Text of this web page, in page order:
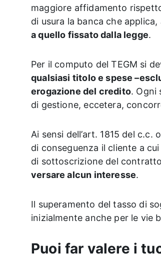
maggiore affidamento
di usura la banca che
a quello fissato dalla legge.
Per il computo del TEGM si
qualsiasi titolo e spese
erogazione del credito. Ogni
di gestione, eccetera,
Ai sensi dell’art. 1815 del
di conseguenza il cliente a
di sottoscrizione del
versare alcun interesse.
Il superamento del tasso di
inizialmente anche per le vie
Puoi far valere i